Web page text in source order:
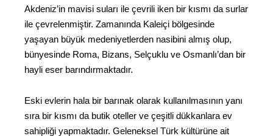
Akdeniz’in mavisi suları ile çevrili iken bir kısmı da surlar
ile çevrelenmiştir. Zamanında Kaleiçi bölgesinde
yaşayan büyük medeniyetlerden nasibini almış olup,
bünyesinde Roma, Bizans, Selçuklu ve Osmanlı’dan bir
hayli eser barındırmaktadır.
Eski evlerin hala bir barınak olarak kullanılmasının yanı
sıra bir kısmı da butik oteller ve çeşitli dükkanlara ev
sahipliği yapmaktadır. Geleneksel Türk kültürüne ait